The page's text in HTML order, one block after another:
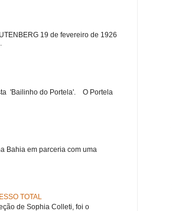
19 de fevereiro de 1926
'Bailinho do Portela'. O Portela
Bahia em parceria com uma
TOTAL
de Sophia Colleti, foi o